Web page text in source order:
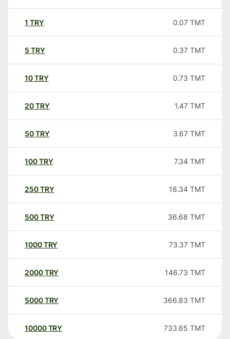
1 TRY 0.07 TMT
5 TRY 0.37 TMT
10TRY 0.73 TMT
20TRY 1.47 TMT
50TRY 3.67 TMT
100TRY 7.34 TMT
250TRY 18.34 TMT
500TRY 36.68 TMT
1000TRY 73.37 TMT
2000TRY 146.73 TMT
5000TRY 366.83 TMT
10000 TRY 733.65 TMT